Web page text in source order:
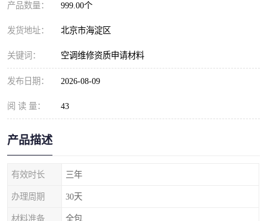
产品数量： 999.00个
发货地址： 北京市海淀区
关键词： 空调维修资质申请材料
发布日期： 2026-08-09
阅 读 量： 43
产品描述
有效时长 三年
办理周期 30天
材料准备 全包